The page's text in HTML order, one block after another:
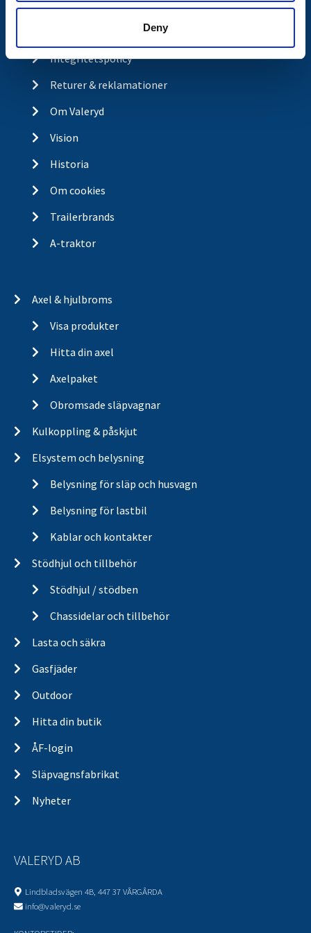
Deny
Köp- och returvillkor
Integritetspolicy
Returer & reklamationer
Om Valeryd
Vision
Historia
Om cookies
Trailerbrands
A-traktor
Axel & hjulbroms
Visa produkter
Hitta din axel
Axelpaket
Obromsade släpvagnar
Kulkoppling & påskjut
Elsystem och belysning
Belysning för släp och husvagn
Belysning för lastbil
Kablar och kontakter
Stödhjul och tillbehör
Stödhjul / stödben
Chassidelar och tillbehör
Lasta och säkra
Gasfjäder
Outdoor
Hitta din butik
ÅF-login
Släpvagnsfabrikat
Nyheter
VALERYD AB
Lindbladsvägen 4B, 447 37 VÅRGÅRDA
info@valeryd.se